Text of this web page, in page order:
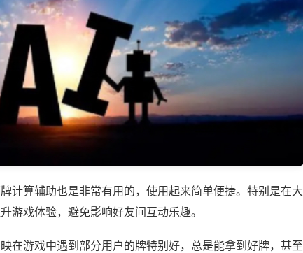
计算辅助也是非常有用的，使用起来简单便捷。特别是在大
游戏体验，避免影响好友间互动乐趣。
在游戏中遇到部分用户的牌特别好，总是能拿到好牌，甚至